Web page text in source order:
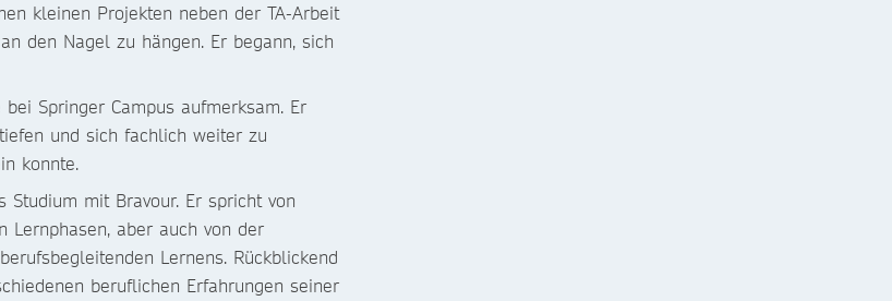
kleinen Projekten neben der TA-Arbeit
den Nagel zu hängen. Er begann, sich
Springer Campus aufmerksam. Er
und sich fachlich weiter zu
konnte.
mit Bravour. Er spricht von
Lernphasen, aber auch von der
Lernens. Rückblickend
beruflichen Erfahrungen seiner